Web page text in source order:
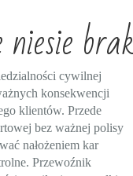
cywilnej
konsekwencji
klientów. Przede
bez ważnej polisy
nałożeniem kar
Przewoźnik